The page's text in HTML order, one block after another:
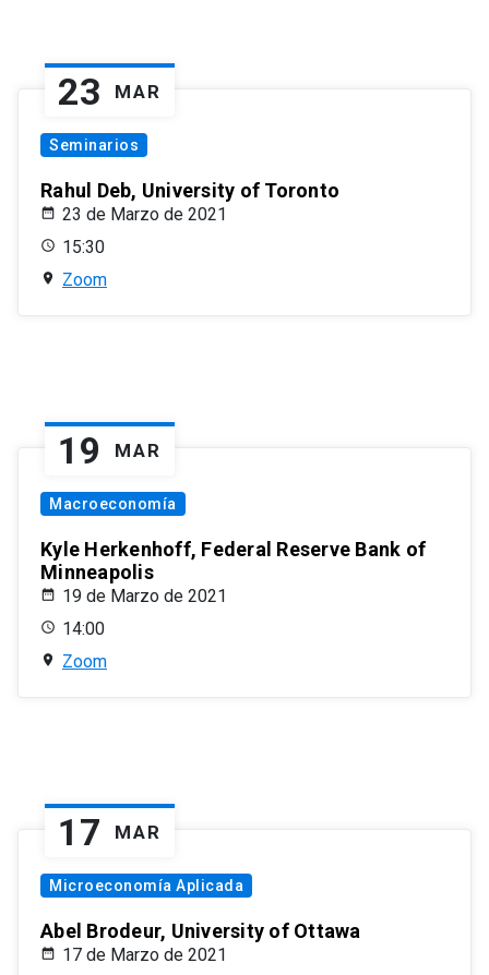
23 MAR
Seminarios
Rahul Deb, University of Toronto
23 de Marzo de 2021
15:30
Zoom
19 MAR
Macroeconomía
Kyle Herkenhoff, Federal Reserve Bank of
Minneapolis
19 de Marzo de 2021
14:00
Zoom
17 MAR
Microeconomía Aplicada
Abel Brodeur, University of Ottawa
17 de Marzo de 2021